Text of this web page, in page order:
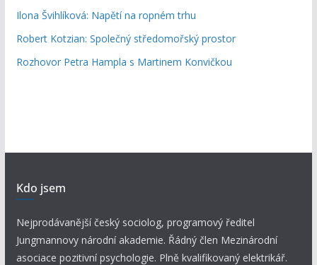
Ilona Švihlíková: Napětí na ropném trhu
Robert Kotzian: Společný středomořský prostor
Rozhovor Petra Hampla s Martinem Konvičkou
Kdo jsem
Nejprodávanější český sociolog, programový ředitel
Jungmannovy národní akademie. Řádný člen Mezinárodní
asociace pozitivní psychologie. Plně kvalifikovaný elektrikář.